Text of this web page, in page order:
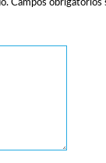
Campos obrigatórios